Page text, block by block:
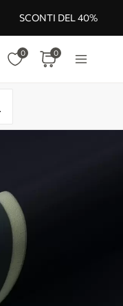
SCONTI DEL 40%
0 0